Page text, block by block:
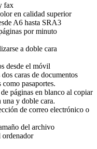
fax
en calidad superior
A6 hasta SRA3
por minuto
a doble cara
desde el móvil
caras de documentos
pasaportes.
páginas en blanco al copiar
una y doble cara.
de correo electrónico o
del archivo
ordenador